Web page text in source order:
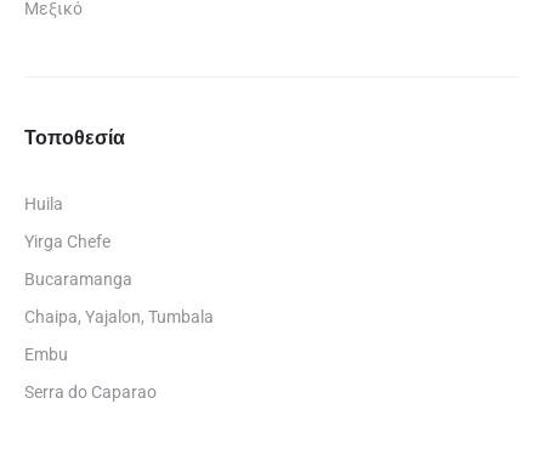
Μεξικό
Τοποθεσία
Huila
Yirga Chefe
Bucaramanga
Chaipa, Yajalon, Tumbala
Embu
Serra do Caparao